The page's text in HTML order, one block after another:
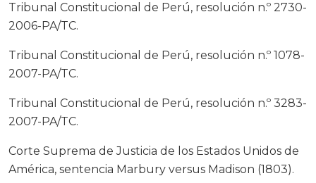
Tribunal Constitucional de Perú, resolución n.º 2730-
2006-PA/TC.
Tribunal Constitucional de Perú, resolución n.º 1078-
2007-PA/TC.
Tribunal Constitucional de Perú, resolución n.º 3283-
2007-PA/TC.
Corte Suprema de Justicia de los Estados Unidos de
América, sentencia Marbury versus Madison (1803).